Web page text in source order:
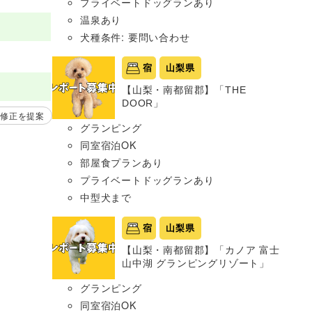
正を提案
温泉あり
犬種条件: 要問い合わせ
宿 山梨県
【山梨・南都留郡】「THE
DOOR」
グランピング
同室宿泊OK
部屋食プランあり
プライベートドッグランあり
中型犬まで
宿 山梨県
【山梨・南都留郡】「カノア 富士
山中湖 グランピングリゾート」
グランピング
同室宿泊OK